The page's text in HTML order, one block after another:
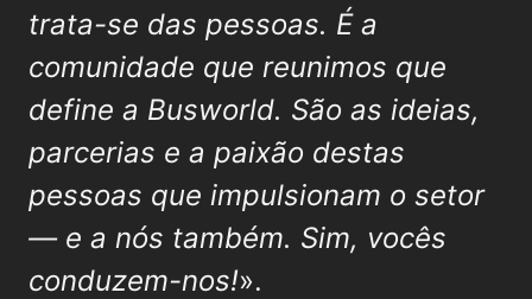
trata-se das pessoas. É a
comunidade que reunimos que
define a Busworld. São as ideias,
parcerias e a paixão destas
pessoas que impulsionam o setor
— e a nós também. Sim, vocês
conduzem-nos!».